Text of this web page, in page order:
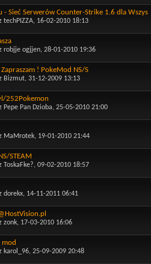
- Sieć Serwerów Counter-Strike 1.6 dla Wszys
techPIZZA, 16-02-2010 18:13
robjje ogjjen, 28-01-2010 19:36
! PokeMod NS/S
Bizmut, 31-12-2009 13:13
252Pokemon
Pepe Pan Dzioba, 25-05-2010 21:00
MaMrotek, 19-01-2010 21:44
STEAM
ToskaFke?, 09-02-2010 18:57
dorekx, 14-11-2011 06:41
zonk, 17-03-2010 16:06
karol_96, 25-09-2009 20:48